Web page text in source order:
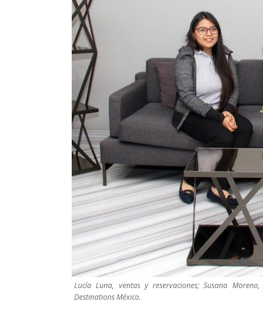
Lucía Luna, ventas y reservaciones; Susana
Destinations México.